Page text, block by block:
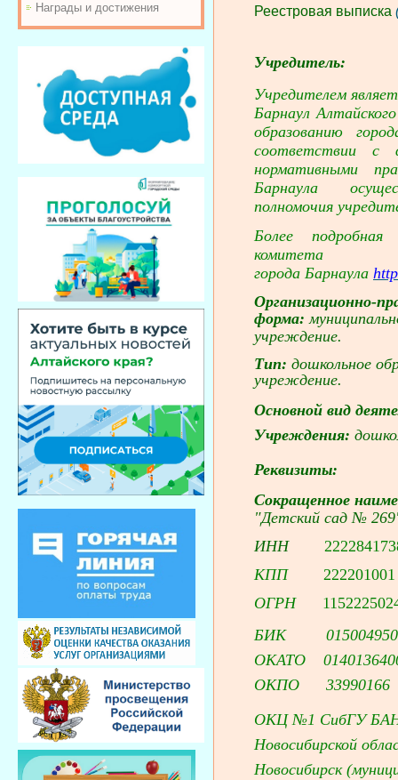
Награды и достижения
Реестровая выписка
Учредитель:
Учредителем
Барнаул
образованию
соответствии с
нормативными
Барнаула
полномочия
Более
комитета
города Барнаула
Организационно-
форма:
учреждение.
Тип: дошкольное
учреждение.
Основной вид
Учреждения:
Реквизиты:
Сокращенное
"Детский сад №
ИНН
КПП 222201001
ОГРН
БИК
ОКАТО
ОКПО 33990166
ОКЦ №1 СибГУ
Новосибирской
Новосибирск